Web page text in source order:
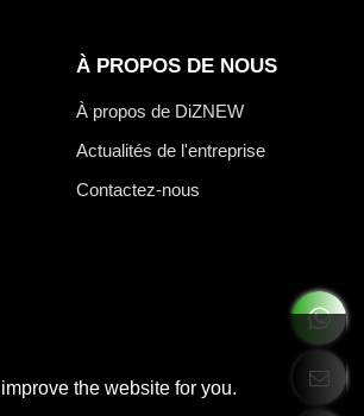
À PROPOS DE NOUS
À propos de DiZNEW
Actualités de l'entreprise
Contactez-nous
the website for you.